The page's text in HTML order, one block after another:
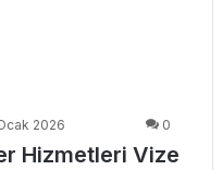
2026 0
Hizmetleri Vize